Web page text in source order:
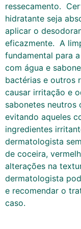
ressecamento.
hidratante seja
aplicar o
eficazmente. A
fundamental para
com água e
bactérias e outros
causar irritação e
sabonetes neutros
evitando aqueles
ingredientes
dermatologista
de coceira,
alterações na
dermatologista
e recomendar o
caso.